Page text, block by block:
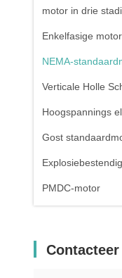
motor in drie
Enkelfasige motor
NEMA-
Verticale Holle
Hoogspannings
Gost
PMDC-motor